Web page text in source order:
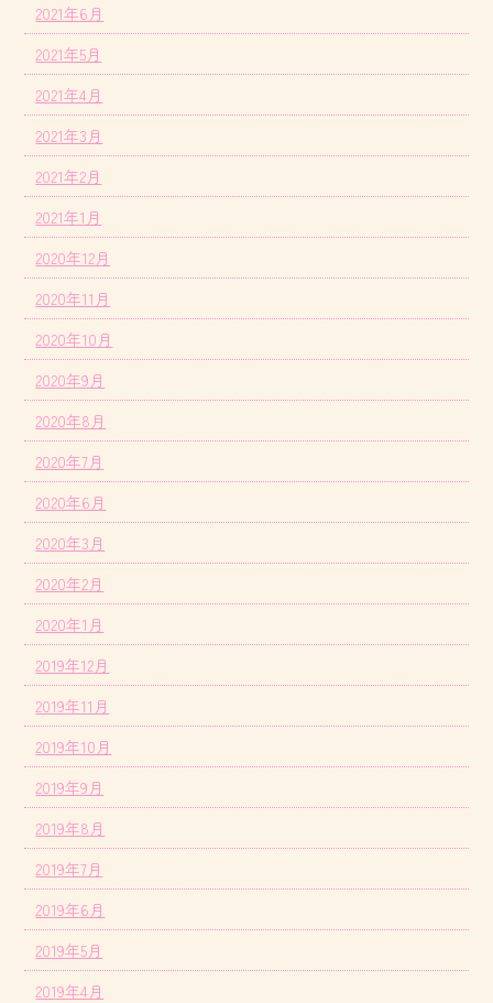
2021年6月
2021年5月
2021年4月
2021年3月
2021年2月
2021年1月
2020年12月
2020年11月
2020年10月
2020年9月
2020年8月
2020年7月
2020年6月
2020年3月
2020年2月
2020年1月
2019年12月
2019年11月
2019年10月
2019年9月
2019年8月
2019年7月
2019年6月
2019年5月
2019年4月